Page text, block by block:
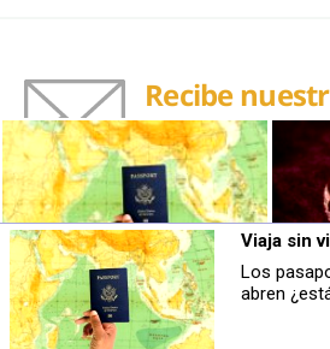
Recibe
Lo más destacado
tu correo
Tu nombre
Tu correo electrónico
Viaja sin visado
Los pasaportes que más puertas
abren ¿está el tuyo?
Belleza
El
Viaja sin
Los
abren